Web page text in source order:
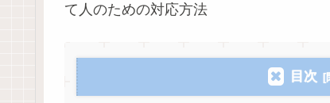
て人のための対応方法
目次